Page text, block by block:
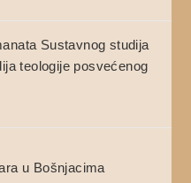
Sustavnog studija
teologije posvećenog
u Bošnjacima